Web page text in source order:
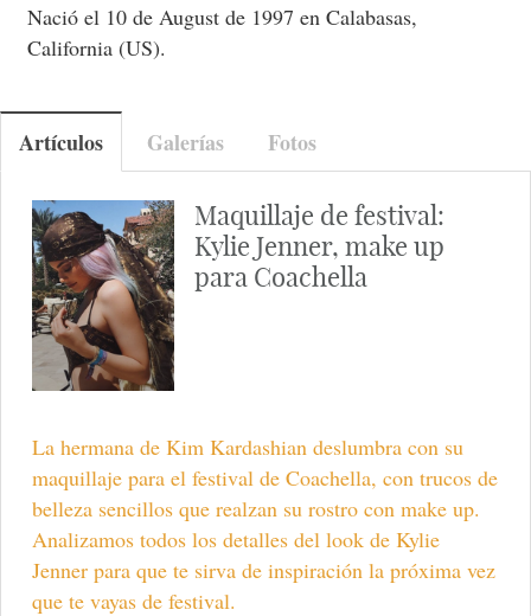
Nació el 10 de August de 1997 en Calabasas,
California (US).
Artículos Galerías Fotos
Maquillaje de festival:
Kylie Jenner, make up
para Coachella
La hermana de Kim Kardashian deslumbra con su
maquillaje para el festival de Coachella, con trucos de
belleza sencillos que realzan su rostro con make up.
Analizamos todos los detalles del look de Kylie
Jenner para que te sirva de inspiración la próxima vez
que te vayas de festival.